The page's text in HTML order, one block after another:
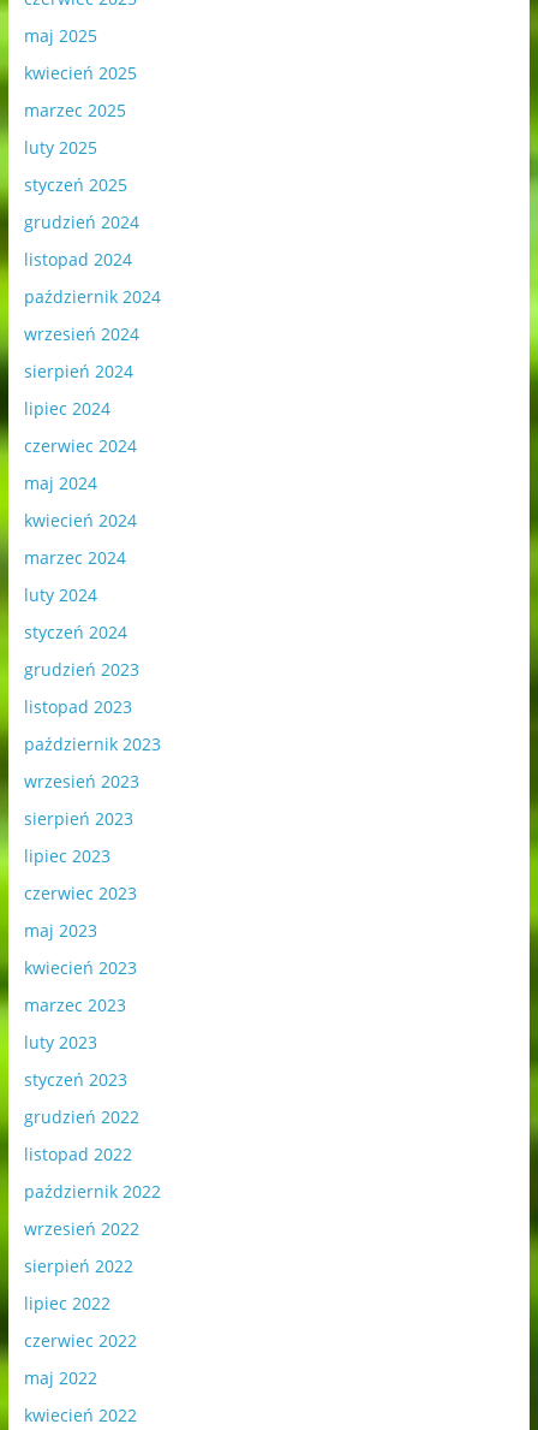
maj 2025
kwiecień 2025
marzec 2025
luty 2025
styczeń 2025
grudzień 2024
listopad 2024
październik 2024
wrzesień 2024
sierpień 2024
lipiec 2024
czerwiec 2024
maj 2024
kwiecień 2024
marzec 2024
luty 2024
styczeń 2024
grudzień 2023
listopad 2023
październik 2023
wrzesień 2023
sierpień 2023
lipiec 2023
czerwiec 2023
maj 2023
kwiecień 2023
marzec 2023
luty 2023
styczeń 2023
grudzień 2022
listopad 2022
październik 2022
wrzesień 2022
sierpień 2022
lipiec 2022
czerwiec 2022
maj 2022
kwiecień 2022